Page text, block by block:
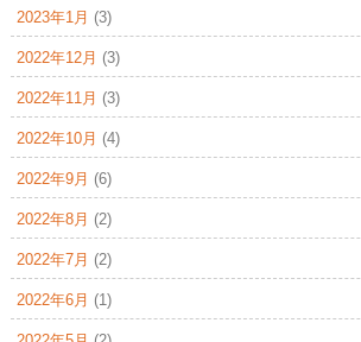
2023年1月 (3)
2022年12月 (3)
2022年11月 (3)
2022年10月 (4)
2022年9月 (6)
2022年8月 (2)
2022年7月 (2)
2022年6月 (1)